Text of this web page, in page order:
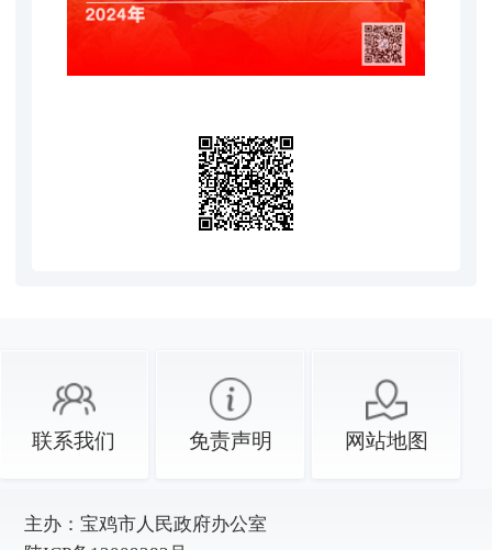
联系我们 免责声明 网站地图
主办： 宝鸡市人民政府办公室